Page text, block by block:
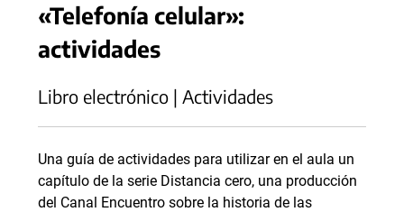
«Telefonía celular»:
actividades
Libro electrónico | Actividades
Una guía de actividades para utilizar en el aula un
capítulo de la serie Distancia cero, una producción
del Canal Encuentro sobre la historia de las